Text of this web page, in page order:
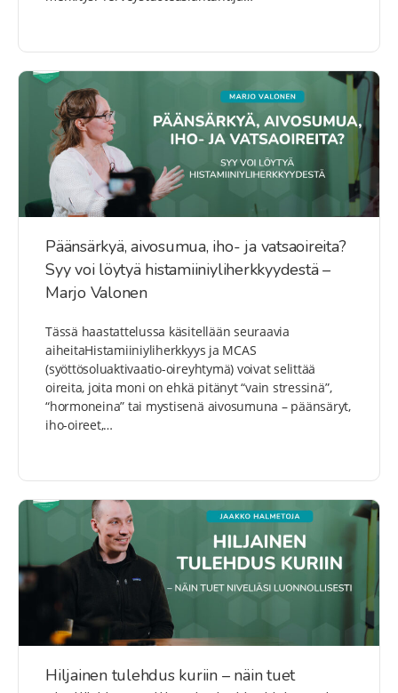
Päänsärkyä, aivosumua, iho- ja vatsaoireita?
Syy voi löytyä histamiiniyliherkkyydestä –
Marjo Valonen
Tässä haastattelussa käsitellään seuraavia
aiheitaHistamiiniyliherkkyys ja MCAS
(syöttösoluaktivaatio-oireyhtymä) voivat selittää
oireita, joita moni on ehkä pitänyt “vain stressinä”,
“hormoneina” tai mystisenä aivosumuna – päänsäryt,
iho-oireet,…
Hiljainen tulehdus kuriin – näin tuet